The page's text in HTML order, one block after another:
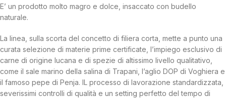
E’ un prodotto molto magro e dolce, insaccato con budello
naturale.
La linea, sulla scorta del concetto di filiera corta, mette a punto una
curata selezione di materie prime certificate, l’impiego esclusivo di
carne di origine lucana e di spezie di altissimo livello qualitativo,
come il sale marino della salina di Trapani, l’aglio DOP di Voghiera e
il famoso pepe di Penja. IL processo di lavorazione standardizzata,
severissimi controlli di qualità e un setting perfetto del tempo di